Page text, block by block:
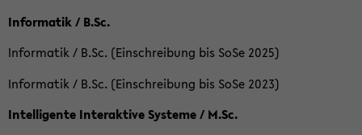
Informatik / B.Sc.
Informatik / B.Sc. (Einschreibung bis SoSe 2025)
Informatik / B.Sc. (Einschreibung bis SoSe 2023)
Intelligente Interaktive Systeme / M.Sc.